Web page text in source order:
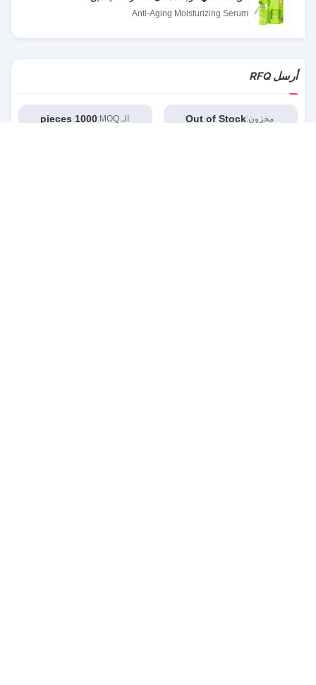
Anti-Aging Moisturizing Serum
أرسل RFQ
مخزون:Out of Stock الـ MOQ: 1000 pieces